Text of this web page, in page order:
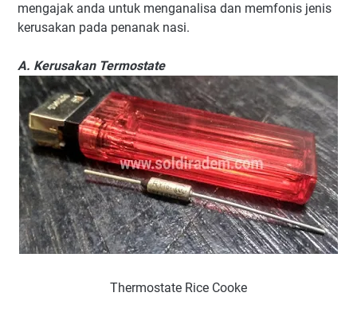
mengajak anda untuk menganalisa dan memfonis jenis
kerusakan pada penanak nasi.
A. Kerusakan Termostate
Thermostate Rice Cooke